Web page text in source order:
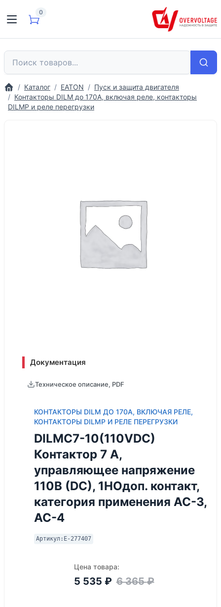
0
Каталог EATON
Пуск и защита двигателя
Контакторы DILM до 170A, включая реле, контакторы
DILMP и реле перегрузки
Документация
Техническое описание, PDF
КОНТАКТОРЫ DILM ДО 170A, ВКЛЮЧАЯ РЕЛЕ,
КОНТАКТОРЫ DILMP И РЕЛЕ ПЕРЕГРУЗКИ
DILMC7-10(110VDC)
Контактор 7 А,
управляющее напряжение
110В (DС), 1НОдоп. контакт,
категория применения AC-3,
AC-4
Артикул: E-277407
Цена товара:
5 535 ₽ 6 365₽